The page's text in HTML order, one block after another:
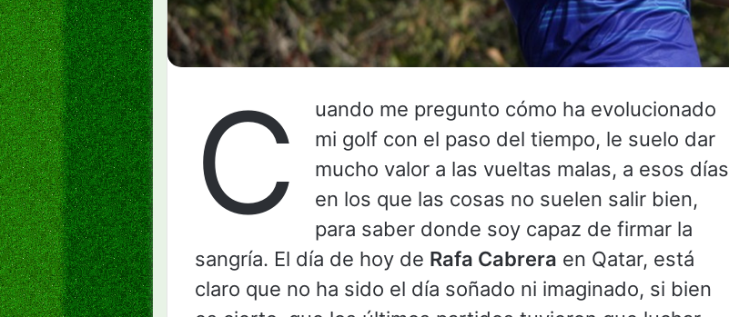
C
uando me pregunto cómo ha evolucionado
mi golf con el paso del tiempo, le suelo dar
mucho valor a las vueltas malas, a esos días
en los que las cosas no suelen salir bien,
para saber donde soy capaz de firmar la
sangría. El día de hoy de Rafa Cabrera en Qatar, está
claro que no ha sido el día soñado ni imaginado, si bien